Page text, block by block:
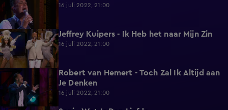
16 juli 2022, 21:00
2:00 Jeffrey Kuipers - Ik Heb het naar Mijn Zin
16 juli 2022, 21:00
2:12
Robert van Hemert - Toch Zal Ik Altijd aan
Je Denken
16 juli 2022, 21:00